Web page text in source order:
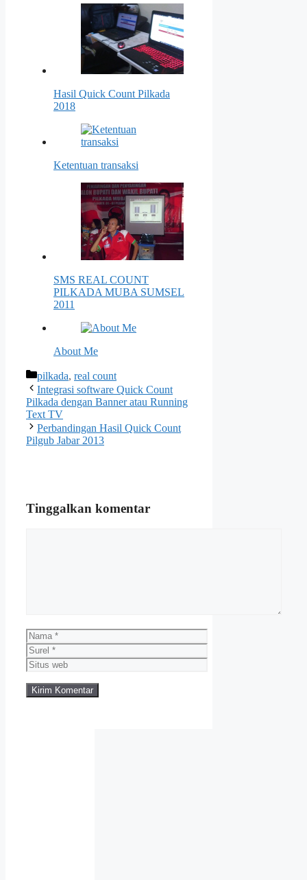
Hasil Quick Count Pilkada
2018
Ketentuan transaksi
SMS REAL COUNT
PILKADA MUBA SUMSEL
2011
About Me
Kategori
pilkada, real count
Integrasi software Quick Count
Pilkada dengan Banner atau Running
Text TV
Perbandingan Hasil Quick Count
Pilgub Jabar 2013
Tinggalkan komentar
Nama
Surel
Situs
web